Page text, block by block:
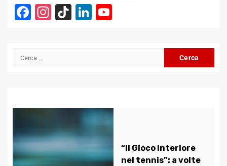
Facebook
Instagram
TikTokLinkedIn
Ricerca
“Il Gioco Interiore
nel tennis”: a volte